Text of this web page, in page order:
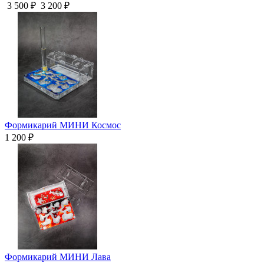
3 500 ₽ 3 200 ₽
Формикарий МИНИ Космос
1 200 ₽
Формикарий МИНИ Лава